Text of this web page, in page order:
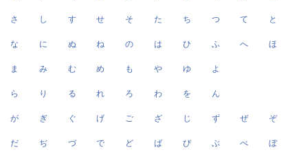
さ し す せ そ た ち つ て と
な に ぬ ね の は ひ ふ へ ほ
ま み む め も や ゆ よ
ら り る れ ろ わ を ん
が ぎ ぐ げ ご ざ じ ず ぜ ぞ
だ ぢ づ で ど ば び ぶ べ ぼ